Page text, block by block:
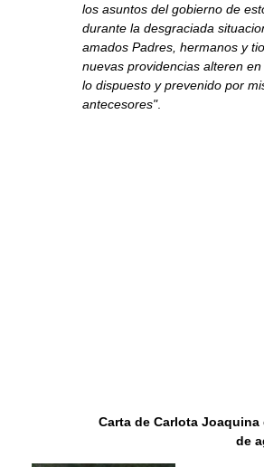
los asuntos del gobierno de
durante la desgraciada
amados Padres, hermanos y
nuevas providencias alteren
lo dispuesto y prevenido por
antecesores".
Carta de Carlota Joaquina
de